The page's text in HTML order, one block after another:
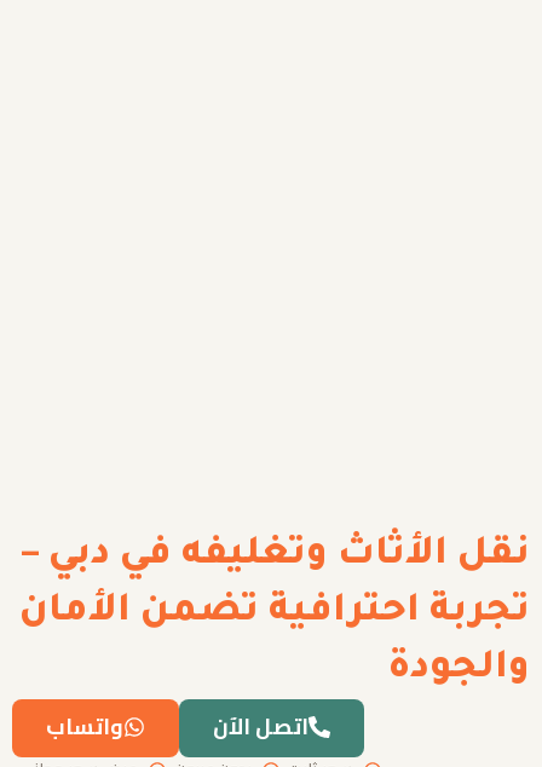
نقل الأثاث وتغليفه في دبي –
تجربة احترافية تضمن الأمان
والجودة
واتساب اتصل الآن